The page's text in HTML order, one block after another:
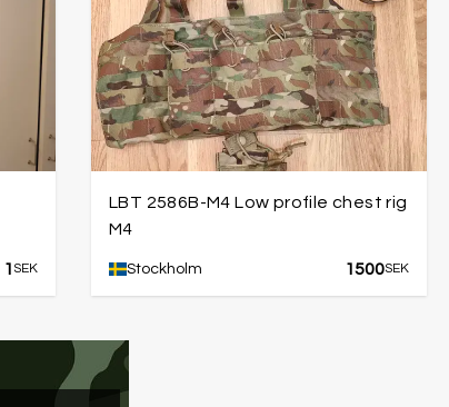
1 SEK
LBT 2586B-M4 Low profile chest rig
M4
Stockholm 1500SEK